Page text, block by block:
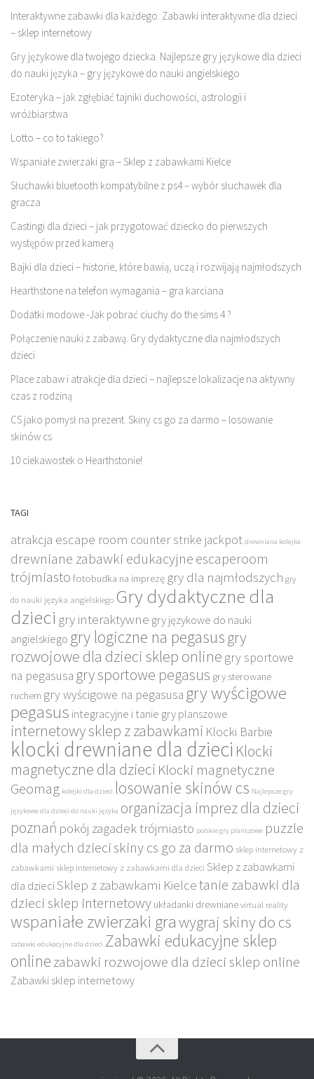
Interaktywne zabawki dla każdego. Zabawki interaktywne dla dzieci
– sklep internetowy
Gry językowe dla twojego dziecka. Najlepsze gry językowe dla dzieci
do nauki języka – gry językowe do nauki angielskiego
Ezoteryka – jak zgłębiać tajniki duchowości, astrologii i
wróżbiarstwa
Lotto – co to takiego?
Wspaniałe zwierzaki gra – Sklep z zabawkami Kielce
Słuchawki bluetooth kompatybilne z ps4 – wybór słuchawek dla
gracza
Castingi dla dzieci – jak przygotować dziecko do pierwszych
występów przed kamerą
Bajki dla dzieci – historie, które bawią, uczą i rozwijają najmłodszych
Hearthstone na telefon wymagania – gra karciana
Dodatki modowe -Jak pobrać ciuchy do the sims 4 ?
Połączenie nauki z zabawą. Gry dydaktyczne dla najmłodszych
dzieci
Place zabaw i atrakcje dla dzieci – najlepsze lokalizacje na aktywny
czas z rodziną
CS jako pomysł na prezent. Skiny cs go za darmo – losowanie
skinów cs
10 ciekawostek o Hearthstonie!
TAGI
atrakcja escape room counter strike jackpot drewniana kolejka
drewniane zabawki edukacyjneescaperoom
trójmiasto fotobudka na imprezę gry dla najmłodszych gry
do nauki języka angielskiego Gry dydaktyczne dla
dzieci gry interaktywne gry językowe do nauki
angielskiego gry logiczne na pegasus gry
rozwojowe dla dzieci sklep online gry sportowe
na pegasusa gry sportowe pegasus gry sterowane
ruchem gry wyścigowe na pegasusa gry wyścigowe
pegasus integracyjne i tanie gry planszowe
internetowy sklep z zabawkami Klocki Barbie
klocki drewniane dla dzieci Klocki
magnetyczne dla dzieci Klocki magnetyczne
Geomag kolejki dla dzieci losowanie skinów cs Najlepsze gry
językowe dla dzieci do nauki języka organizacja imprez dla dzieci
poznań pokój zagadek trójmiasto polskie gry planszowe puzzle
dla małych dzieciskiny cs go za darmo sklep internetowy z
zabawkami sklep internetowy z zabawkami dla dzieci Sklep z zabawkami
dla dzieciSklep z zabawkami Kielcetanie zabawki dla
dzieci sklep internetowy układanki drewniane virtual reality
wspaniałe zwierzaki grawygraj skiny do cs
zabawki edukacyjne dla dzieci Zabawki edukacyjne sklep
onlinezabawki rozwojowe dla dzieci sklep online
Zabawki sklep internetowy